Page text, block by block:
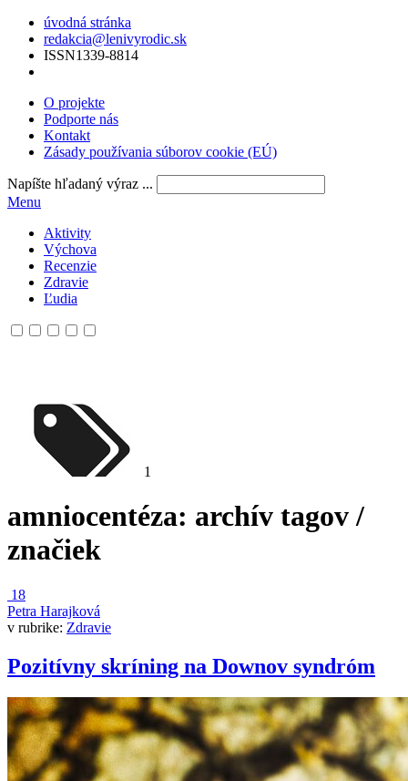
úvodná stránka
redakcia@lenivyrodic.sk
ISSN1339-8814
O projekte
Podporte nás
Kontakt
Zásady používania súborov cookie (EÚ)
Napíšte hľadaný výraz ...
Menu
Aktivity
Výchova
Recenzie
Zdravie
Ľudia
1
amniocentéza: archív tagov /
značiek
18
Petra Harajková
v rubrike: Zdravie
Pozitívny skríning na Downov syndróm